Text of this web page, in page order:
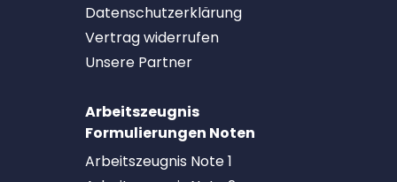
Datenschutzerklärung
Vertrag widerrufen
Unsere Partner
Arbeitszeugnis
Formulierungen Noten
Arbeitszeugnis Note 1